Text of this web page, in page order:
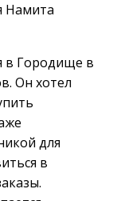
Намита
в Городище в
Он хотел
для
в